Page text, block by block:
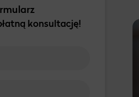
konsultację!